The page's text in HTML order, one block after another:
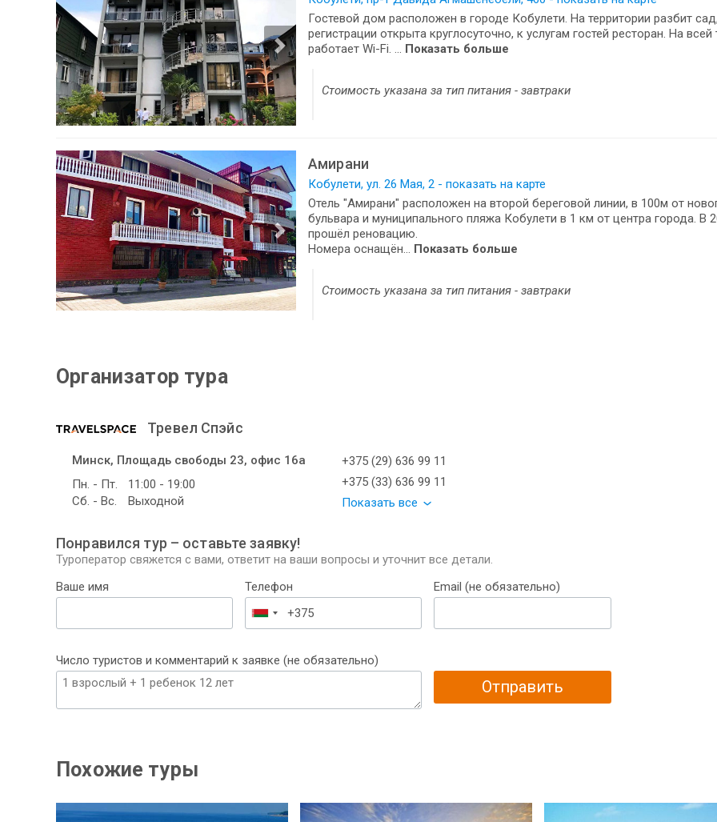
Гостевой дом расположен в городе Кобулети. На территории разбит
регистрации открыта круглосуточно, к услугам гостей ресторан. На всей
работает Wi-Fi. ... Показать больше
Стоимость указана за тип питания - завтраки
Амирани
Кобулети, ул. 26 Мая, 2 - показать на карте
Отель "Амирани" расположен на второй береговой линии, в 100м от
бульвара и муниципального пляжа Кобулети в 1 км от центра города. В
прошёл реновацию.
Номера оснащён... Показать больше
Стоимость указана за тип питания - завтраки
Организатор тура
Тревел Спэйс
Минск, Площадь свободы 23, офис 16а
Пн. - Пт.
11:00 - 19:00
Сб. - Вс.
Выходной
+375 (29) 636 99 11
+375 (33) 636 99 11
Показать все
Понравился тур – оставьте заявку!
Туроператор свяжется с вами, ответит на ваши вопросы и уточнит все детали.
Ваше имя
Телефон
Беларусь
+375
Email (не обязательно)
Число туристов и комментарий к заявке (не обязательно)
Отправить
Похожие туры